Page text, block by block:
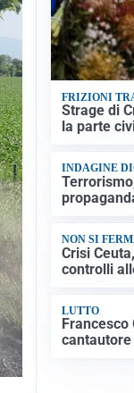
FRIZIONI
Strage di
la parte
INDAGINE
NON SI
Crisi
controlli
LUTTO